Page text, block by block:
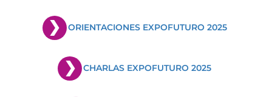
ORIENTACIONES EXPOFUTURO 2025
CHARLAS EXPOFUTURO 2025